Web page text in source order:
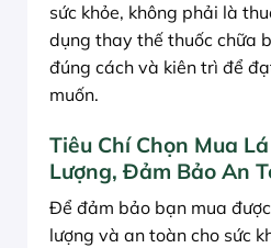
sức khỏe, không phải là
dụng thay thế thuốc chữa
đúng cách và kiên trì để
muốn.
Tiêu Chí Chọn Mua
Lượng, Đảm Bảo An
Để đảm bảo bạn mua
lượng và an toàn cho sức